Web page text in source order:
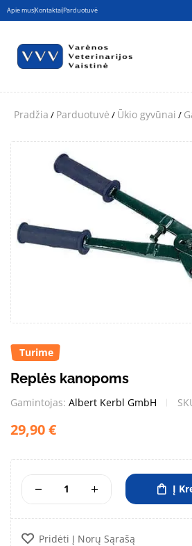
Apie musKontaktaiParduotuvė
Pradžia / Parduotuvė / Ūkio gyvūnai /
Turime
Replės kanopoms
Gamintojas: Albert Kerbl GmbH
29,90€
Į
Pridėti Į Norų Sąrašą